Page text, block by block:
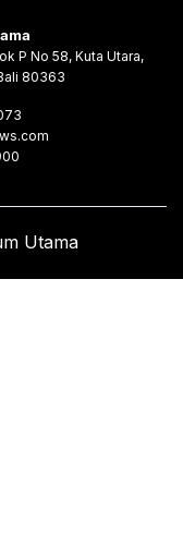
P No 58, Kuta Utara,
80363
Utama